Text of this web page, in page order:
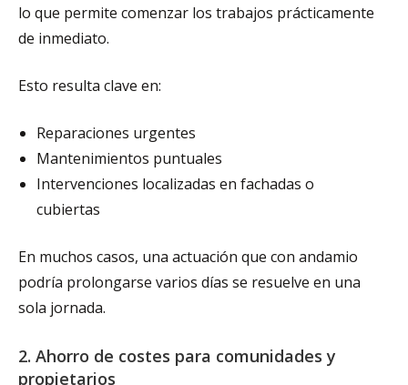
lo que permite comenzar los trabajos prácticamente
de inmediato.
Esto resulta clave en:
Reparaciones urgentes
Mantenimientos puntuales
Intervenciones localizadas en fachadas o
cubiertas
En muchos casos, una actuación que con andamio
podría prolongarse varios días se resuelve en una
sola jornada.
2. Ahorro de costes para comunidades y
propietarios